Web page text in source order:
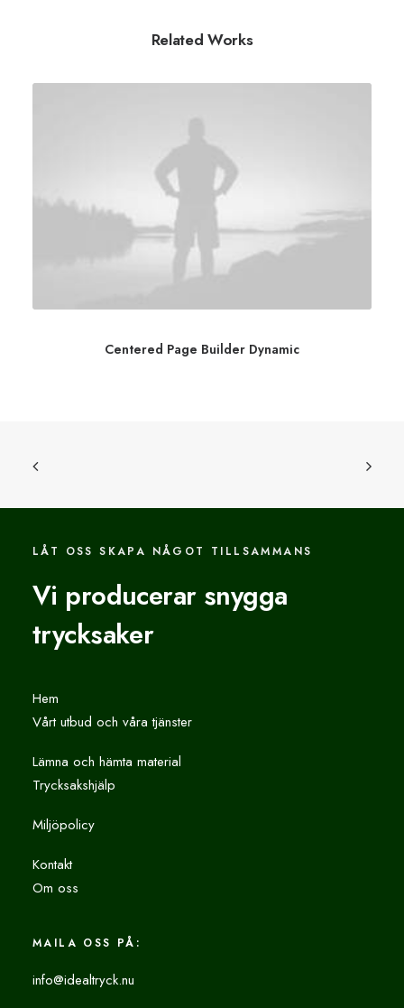
Related Works
Centered Page Builder Dynamic
LÅT OSS SKAPA NÅGOT TILLSAMMANS
Vi producerar snygga
trycksaker
Hem
Vårt utbud och våra tjänster
Lämna och hämta material
Trycksakshjälp
Miljöpolicy
Kontakt
Om oss
MAILA OSS PÅ:
info@idealtryck.nu